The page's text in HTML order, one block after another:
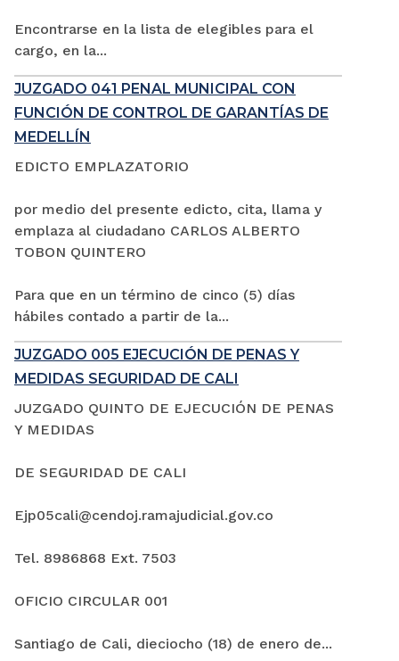
Encontrarse en la lista de elegibles para el
cargo, en la...
JUZGADO 041 PENAL MUNICIPAL CON
FUNCIÓN DE CONTROL DE GARANTÍAS DE
MEDELLÍN
EDICTO EMPLAZATORIO
por medio del presente edicto, cita, llama y
emplaza al ciudadano CARLOS ALBERTO
TOBON QUINTERO
Para que en un término de cinco (5) días
hábiles contado a partir de la...
JUZGADO 005 EJECUCIÓN DE PENAS Y
MEDIDAS SEGURIDAD DE CALI
JUZGADO QUINTO DE EJECUCIÓN DE PENAS
Y MEDIDAS
DE SEGURIDAD DE CALI
Ejp05cali@cendoj.ramajudicial.gov.co
Tel. 8986868 Ext. 7503
OFICIO CIRCULAR 001
Santiago de Cali, dieciocho (18) de enero de...